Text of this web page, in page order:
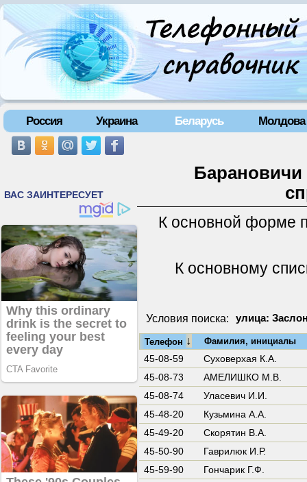
Россия Украина Беларусь Молдова
Барановичи
К основной форме
К основному
Условия поиска: улица:
Телефон ↓ Фамилия, инициалы
45-08-59
Суховерхая К.А.
45-08-73
АМЕЛИШКО М.В.
45-08-74
Уласевич И.И.
45-48-20
Кузьмина А.А.
45-49-20
Скорятин В.А.
45-50-90
Гаврилюк И.Р.
45-59-90
Гончарик Г.Ф.